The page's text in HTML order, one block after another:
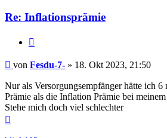
Re: Inflationsprämie
Beitrag
von Fesdu-7- » 18. Okt 2023, 21:50
Nur als Versorgungsempfänger hätte ich 6
Prämie als die Inflation Prämie bei
Stehe mich doch viel schlechter